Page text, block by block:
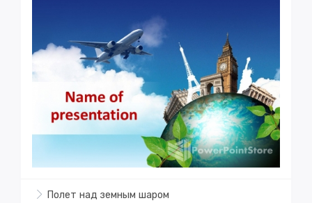
Полет над земным шаром